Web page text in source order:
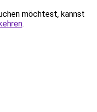
möchtest, kannst
.